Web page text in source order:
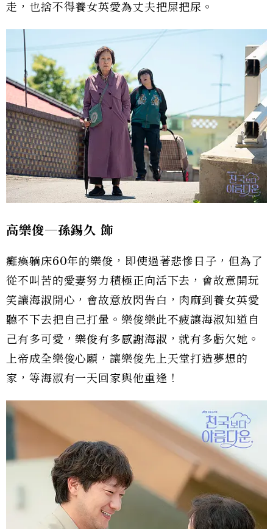
走，也捨不得養女英愛為丈夫把屎把尿。
高樂俊─孫錫久 飾
癱瘓躺床60年的樂俊，即使過著悲慘日子，但為了
從不叫苦的愛妻努力積極正向活下去，會故意開玩
笑讓海淑開心，會故意放閃告白，肉麻到養女英愛
聽不下去把自己打暈。樂俊樂此不疲讓海淑知道自
己有多可愛，樂俊有多感謝海淑，就有多虧欠她。
上帝成全樂俊心願，讓樂俊先上天堂打造夢想的
家，等海淑有一天回家與他重逢！